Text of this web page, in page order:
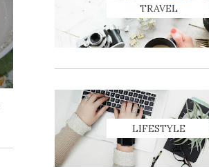
TRAVEL
LIFESTYLE